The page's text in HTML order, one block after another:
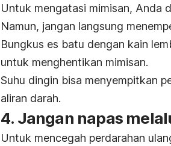
Untuk mengatasi mimisan, Anda
Namun, jangan langsung
Bungkus es batu dengan kain
untuk menghentikan mimisan.
Suhu dingin bisa menyempitkan
aliran darah.
4. Jangan napas
Untuk mencegah perdarahan